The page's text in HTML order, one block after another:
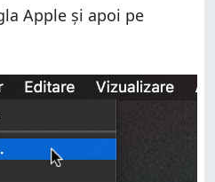
Apple și apoi pe